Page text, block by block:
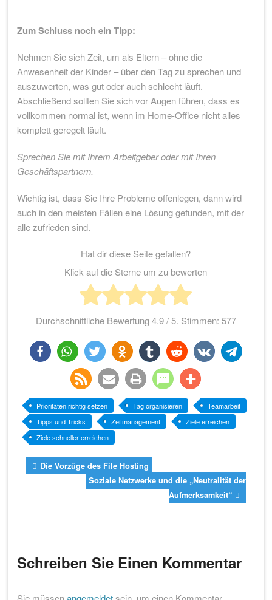
Zum Schluss noch ein Tipp:
Nehmen Sie sich Zeit, um als Eltern – ohne die
Anwesenheit der Kinder – über den Tag zu sprechen und
auszuwerten, was gut oder auch schlecht läuft.
Abschließend sollten Sie sich vor Augen führen, dass es
vollkommen normal ist, wenn im Home-Office nicht alles
komplett geregelt läuft.
Sprechen Sie mit Ihrem Arbeitgeber oder mit Ihren
Geschäftspartnern.
Wichtig ist, dass Sie Ihre Probleme offenlegen, dann wird
auch in den meisten Fällen eine Lösung gefunden, mit der
alle zufrieden sind.
Hat dir diese Seite gefallen?
Klick auf die Sterne um zu bewerten
Durchschnittliche Bewertung4.9/ 5. Stimmen: 577
teilen twittern teilen teilen teilen teilen
rss-
feed
e-
mail
druckenteilen teilen
Prioritäten richtig setzen Tag organisieren
Teamarbeit
Tipps und Tricks
Zeitmanagement
Ziele erreichen
Ziele schneller erreichen
Die Vorzüge des File Hosting
Soziale Netzwerke und die „Neutralität der
Aufmerksamkeit“
Schreiben Sie Einen Kommentar